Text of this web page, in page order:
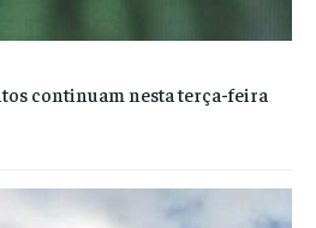
continuam nesta terça-feira